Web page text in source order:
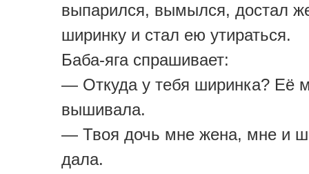
выпарился, вымылся, достал
ширинку и стал ею утираться.
Баба-яга спрашивает:
— Откуда у тебя ширинка? Её
вышивала.
— Твоя дочь мне жена, мне и
дала.